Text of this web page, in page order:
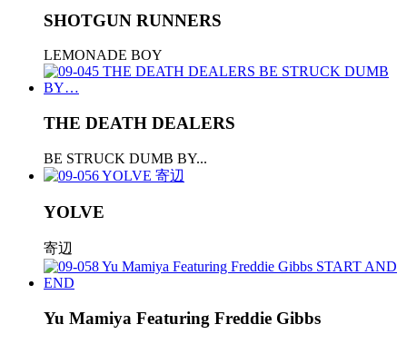
SHOTGUN RUNNERS
LEMONADE BOY
THE DEATH DEALERS
BE STRUCK DUMB BY...
YOLVE
寄辺
Yu Mamiya Featuring Freddie Gibbs